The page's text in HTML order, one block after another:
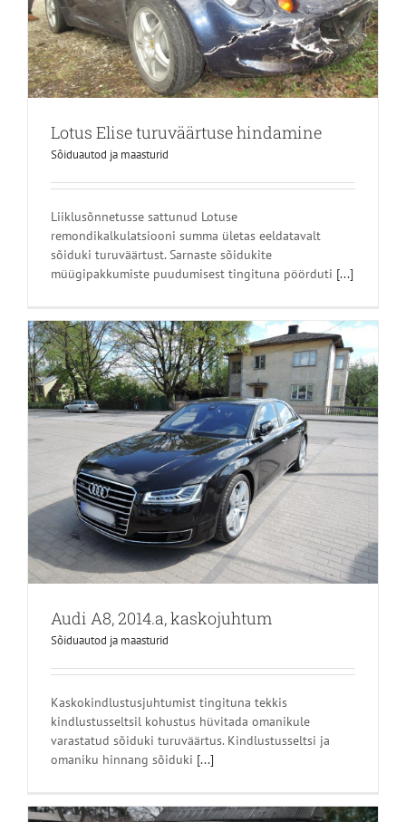
Lotus Elise turuväärtuse hindamine
Sõiduautod ja maasturid
Liiklusõnnetusse sattunud Lotuse
remondikalkulatsiooni summa ületas eeldatavalt
sõiduki turuväärtust. Sarnaste sõidukite
müügipakkumiste puudumisest tingituna pöörduti [...]
Audi A8, 2014.a, kaskojuhtum
Sõiduautod ja maasturid
Kaskokindlustusjuhtumist tingituna tekkis
kindlustusseltsil kohustus hüvitada omanikule
varastatud sõiduki turuväärtus. Kindlustusseltsi ja
omaniku hinnang sõiduki [...]